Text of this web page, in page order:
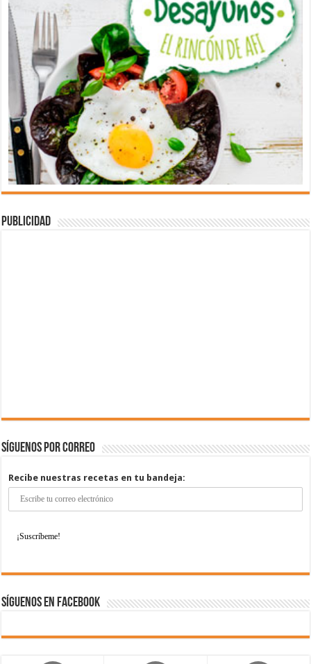
Publicidad
Síguenos por correo
Recibe nuestras recetas en tu bandeja:
Síguenos en Facebook